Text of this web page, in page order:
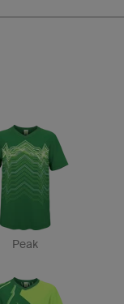
Peak